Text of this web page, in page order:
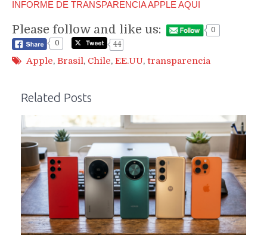
INFORME DE TRANSPARENCIA APPLE AQUI
Please follow and like us:
0
0
44
Apple, Brasil, Chile, EE.UU, transparencia
Related Posts